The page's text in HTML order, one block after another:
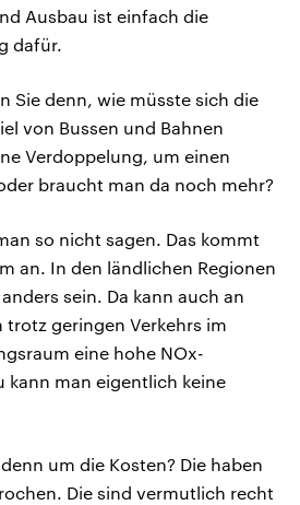
Ausbau ist einfach die
dafür.
Sie denn, wie müsste sich die
von Bussen und Bahnen
Verdoppelung, um einen
braucht man da noch mehr?
so nicht sagen. Das kommt
an. In den ländlichen Regionen
sein. Da kann auch an
geringen Verkehrs im
eine hohe NOx-
kann man eigentlich keine
um die Kosten? Die haben
Die sind vermutlich recht